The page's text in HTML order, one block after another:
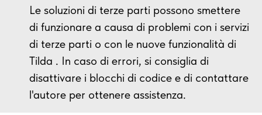
Le soluzioni di terze parti possono smettere
di funzionare a causa di problemi con i servizi
di terze parti o con le nuove funzionalità di
Tilda . In caso di errori, si consiglia di
disattivare i blocchi di codice e di contattare
l'autore per ottenere assistenza.